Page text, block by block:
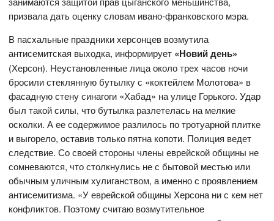
призвала дать оценку словам ивано-франковского мэра.
В пасхальные праздники херсонцев возмутила
антисемитская выходка, информирует «Новий день»
(Херсон). Неустановленные лица около трех часов ночи
бросили стеклянную бутылку с «коктейлем Молотова» в
фасадную стену синагоги «Хабад» на улице Горького. Удар
был такой силы, что бутылка разлетелась на мелкие
осколки. А ее содержимое разлилось по тротуарной плитке
и выгорело, оставив только пятна копоти. Полиция ведет
следствие. Со своей стороны члены еврейской общины не
сомневаются, что столкнулись не с бытовой местью или
обычным уличным хулиганством, а именно с проявлением
антисемитизма. «У еврейской общины Херсона ни с кем нет
конфликтов. Поэтому считаю возмутительное